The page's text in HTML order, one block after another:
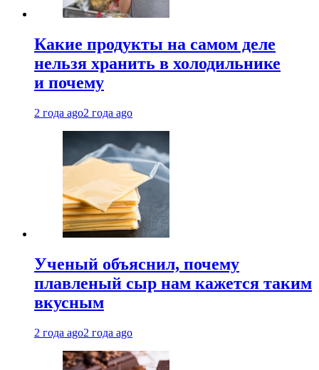
Какие продукты на самом деле
нельзя хранить в холодильнике
и почему
2 года ago2 года ago
Ученый объяснил, почему
плавленый сыр нам кажется таким
вкусным
2 года ago2 года ago